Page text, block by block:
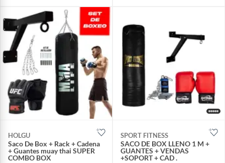
HOLGU
Saco De Box + Rack + Cadena
+ Guantes muay thai SUPER
COMBO BOX
SPORT FITNESS
SACO DE BOX LLENO 1 M +
GUANTES + VENDAS
+SOPORT + CAD .